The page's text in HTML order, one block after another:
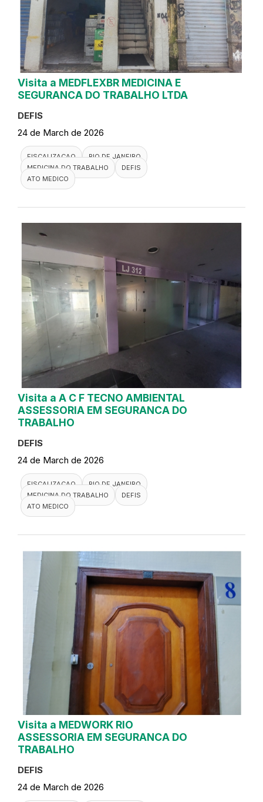
Visita a MEDFLEXBR MEDICINA E
SEGURANCA DO TRABALHO LTDA
DEFIS
24 de March de 2026
FISCALIZACAO
RIO DE JANEIRO
MEDICINA DO TRABALHO
DEFIS
ATO MEDICO
Visita a A C F TECNO AMBIENTAL
ASSESSORIA EM SEGURANCA DO
TRABALHO
DEFIS
24 de March de 2026
FISCALIZACAO
RIO DE JANEIRO
MEDICINA DO TRABALHO
DEFIS
ATO MEDICO
Visita a MEDWORK RIO
ASSESSORIA EM SEGURANCA DO
TRABALHO
DEFIS
24 de March de 2026